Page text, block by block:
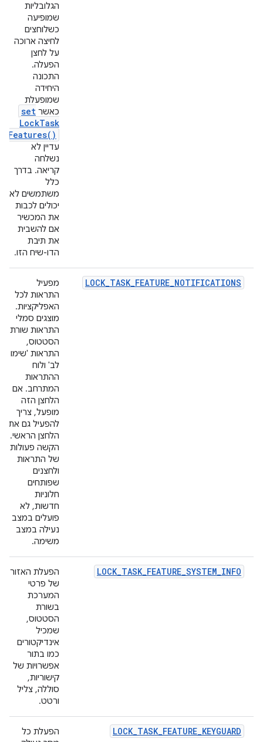
הגלובליות
שמופיעה
כשלוחצים
לחיצה ארוכה
על לחצן
הפעלה.
התכונה
היחידה
שמופעלת
כאשר set
LockTask
Features( )
עדיין לא
נשלחה
קריאה. בדרך
כלל
משתמשים לא
יכולים לכבות
את המכשיר
אם להשבית
את תיבת
הדו-שיח הזו.
LOCK_TASK_FEATURE_NOTIFICATIONS
מפעיל
התראות לכל
האפליקציות.
מוצגים סמלי
התראות שורת
הסטטוס,
התראות 'שימו
לב' ולוח
ההתראות
המתרחב. אם
הלחצן הזה
מופעל, צריך
להפעיל גם את
הלחצן הראשי.
הקשה פעולות
של התראות
ולחצנים
שפותחים
חלוניות
חדשות, לא
פועלים במצב
נעילה במצב
משימה.
LOCK_TASK_FEATURE_SYSTEM_INFO
הפעלת האזור
של פרטי
המערכת
בשורת
הסטטוס,
שמכיל
אינדיקטורים
כמו בתור
אפשרויות של
קישוריות,
סוללה, צליל
ורטט.
LOCK_TASK_FEATURE_KEYGUARD
הפעלת כל